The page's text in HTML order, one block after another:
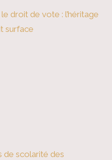
droit de vote : l’héritage
surface
de scolarité des